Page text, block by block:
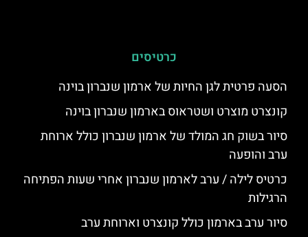
כרטיסים
הסעה פרטית לגן החיות של ארמון שנברון בוינה
קונצרט מוצרט ושטראוס בארמון שנברון בוינה
סיור בשוק חג המולד של ארמון שנברון כולל ארוחת
ערב והופעה
כרטיס לילה / ערב לארמון שנברון אחרי שעות הפתיחה
הרגילות
סיור ערב בארמון כולל קונצרט וארוחת ערב